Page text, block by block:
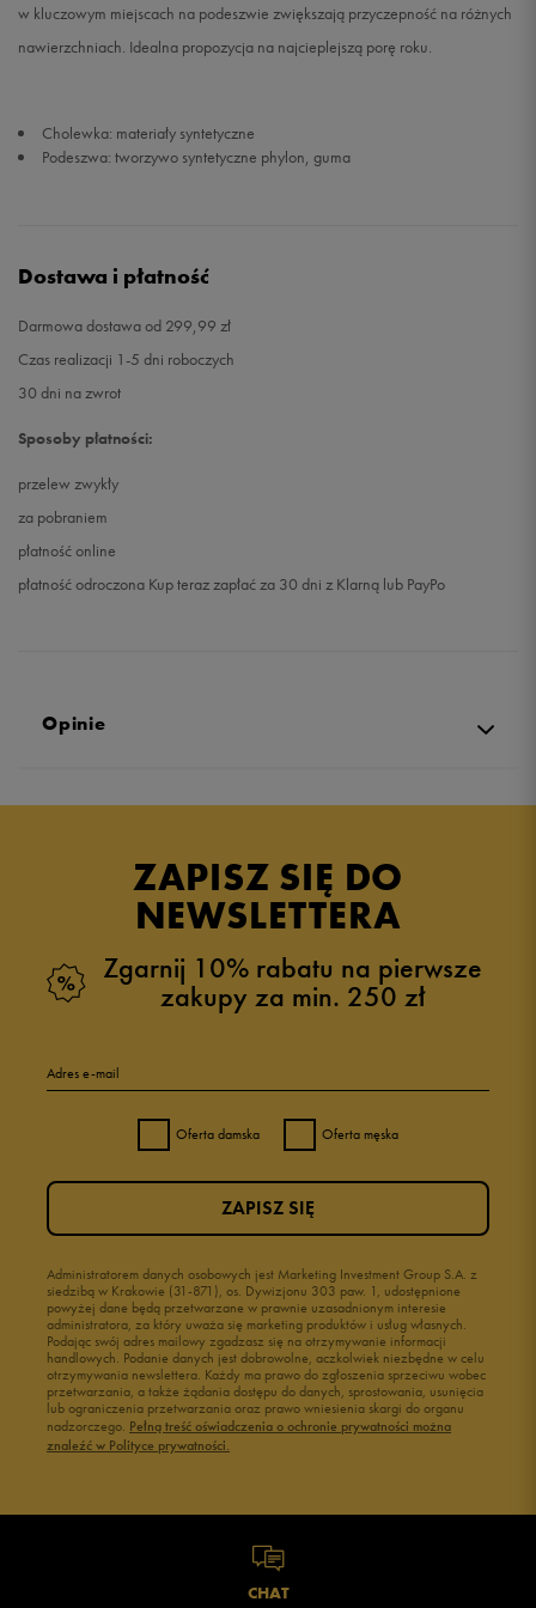
w kluczowym miejscach na podeszwie zwiększają przyczepność na różnych
nawierzchniach. Idealna propozycja na najcieplejszą porę roku.
Cholewka: materiały syntetyczne
Podeszwa: tworzywo syntetyczne phylon, guma
Dostawa i płatność
Darmowa dostawa od 299,99 zł
Czas realizacji 1-5 dni roboczych
30 dni na zwrot
Sposoby płatności:
przelew zwykły
za pobraniem
płatność online
płatność odroczona Kup teraz zapłać za 30 dni z Klarną lub PayPo
Opinie
ZAPISZ SIĘ DO
NEWSLETTERA
Zgarnij 10% rabatu na pierwsze
zakupy za min. 250 zł
Adres e-mail
Oferta damska Oferta męska
Administratorem danych osobowych jest Marketing Investment Group S.A. z
siedzibą w Krakowie (31-871), os. Dywizjonu 303 paw. 1, udostępnione
powyżej dane będą przetwarzane w prawnie uzasadnionym interesie
administratora, za który uważa się marketing produktów i usług własnych.
Podając swój adres mailowy zgadzasz się na otrzymywanie informacji
handlowych. Podanie danych jest dobrowolne, aczkolwiek niezbędne w celu
otrzymywania newslettera. Każdy ma prawo do zgłoszenia sprzeciwu wobec
przetwarzania, a także żądania dostępu do danych, sprostowania, usunięcia
lub ograniczenia przetwarzania oraz prawo wniesienia skargi do organu
nadzorczego. Pełną treść oświadczenia o ochronie prywatności można
znaleźć w Polityce prywatności.
ZAPISZ SIĘ
CHAT